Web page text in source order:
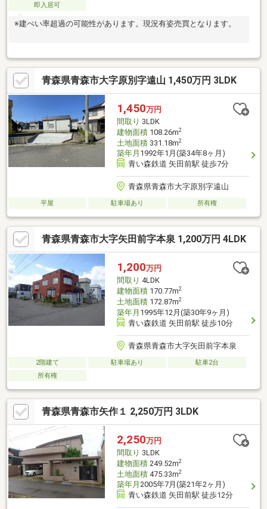
即入居可
※建ぺい率超過の可能性があります。現況有姿売買となります。
青森県青森市大字原別字遠山 1,450万円 3LDK
1,450万円
間取り 3LDK
建物面積108.26m2
土地面積331.18m2
築年月 1992年1月(築34年8ヶ月)
青い森鉄道 矢田前駅 徒歩7分
青森県青森市大字原別字遠山
平屋 駐車場あり 所有権
青森県青森市大字矢田前字本泉 1,200万円 4LDK
1,200万円
間取り 4LDK
建物面積170.77m2
土地面積172.87m2
築年月 1995年12月(築30年9ヶ月)
青い森鉄道 矢田前駅 徒歩10分
青森県青森市大字矢田前字本泉
2階建て 駐車場あり
駐車2台
所有権
青森県青森市矢作１ 2,250万円 3LDK
2,250万円
間取り 3LDK
建物面積249.52m2
土地面積475.33m2
築年月 2005年7月(築21年2ヶ月)
青い森鉄道 矢田前駅 徒歩12分